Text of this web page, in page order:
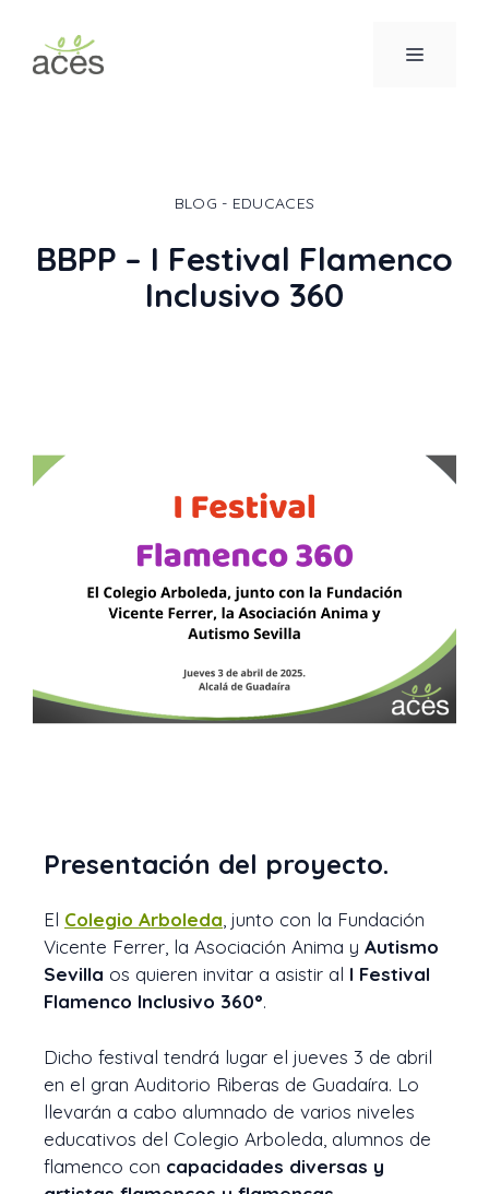
contenido
MENÚ
BLOG - EDUCACES
BBPP – I Festival Flamenco
Inclusivo 360
Presentación del proyecto.
El Colegio Arboleda , junto con la Fundación
Vicente Ferrer, la Asociación Anima y Autismo
Sevilla os quieren invitar a asistir al I Festival
Flamenco Inclusivo 360°.
Dicho festival tendrá lugar el jueves 3 de abril
en el gran Auditorio Riberas de Guadaíra. Lo
llevarán a cabo alumnado de varios niveles
educativos del Colegio Arboleda, alumnos de
flamenco con capacidades diversas y